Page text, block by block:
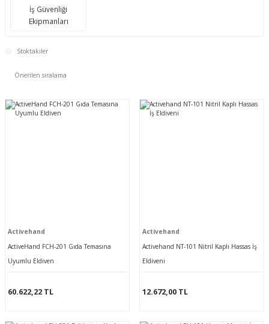
İş Güvenliği
Ekipmanları
Stoktakiler
Activehand
ActiveHand FCH-201 Gıda Temasına
Uyumlu Eldiven
60.622,22 TL
Activehand
Activehand NT-101 Nitril Kaplı Hassas İş
Eldiveni
12.672,00 TL